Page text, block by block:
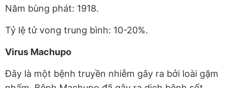
Năm bùng phát: 1918.
Tỷ lệ tử vong trung bình: 10-20%.
Virus Machupo
Đây là một bệnh truyền nhiễm gây ra bởi loài gặm